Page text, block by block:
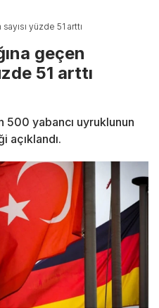
yüzde 51 arttı
geçen
51 arttı
500 yabancı uyruklunun
açıklandı.